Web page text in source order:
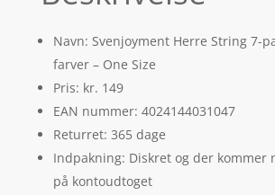
Navn: Svenjoyment Herre String 7-
farver – One Size
Pris: kr. 149
EAN nummer: 4024144031047
Returret: 365 dage
Indpakning: Diskret og der kommer
på kontoudtoget